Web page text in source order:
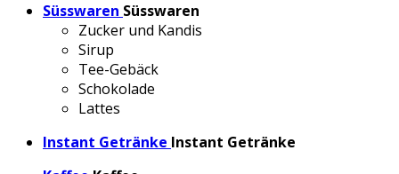
Süsswaren Süsswaren
Zucker und Kandis
Sirup
Tee-Gebäck
Schokolade
Lattes
Instant Getränke Instant Getränke